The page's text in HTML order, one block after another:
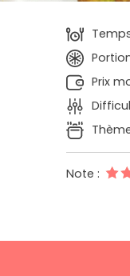
Prix
Note :